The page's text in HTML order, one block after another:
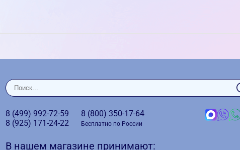
8 (499) 992-72-59
8 (925) 171-24-22
8 (800) 350-17-64
Бесплатно по России
В нашем магазине принимают: